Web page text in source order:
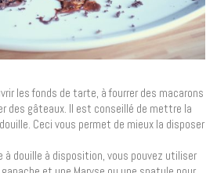
les fonds de tarte, à fourrer des macarons
des gâteaux. Il est conseillé de mettre la
Ceci vous permet de mieux la disposer
à douille à disposition, vous pouvez utiliser